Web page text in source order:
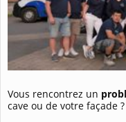
Vous rencontrez un
cave ou de votre façade